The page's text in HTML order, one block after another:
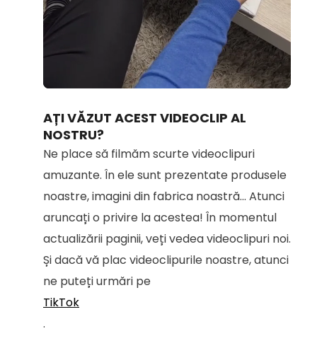
Loaded:
69.16%
AȚI VĂZUT ACEST VIDEOCLIP AL
NOSTRU?
Ne place să filmăm scurte videoclipuri
amuzante. În ele sunt prezentate produsele
noastre, imagini din fabrica noastră... Atunci
aruncați o privire la acestea! În momentul
actualizării paginii, veți vedea videoclipuri noi.
Și dacă vă plac videoclipurile noastre, atunci
ne puteți urmări pe
TikTok
.